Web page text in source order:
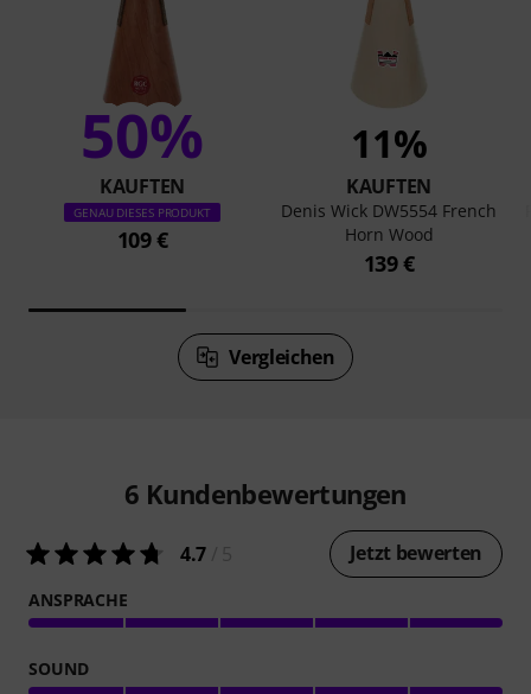
50%
KAUFTEN
GENAU DIESES PRODUKT
109 €
11%
KAUFTEN
Denis Wick DW5554 French
Horn Wood
139 €
Vergleichen
6 Kundenbewertungen
4.7 Jetzt bewerten
ANSPRACHE
SOUND